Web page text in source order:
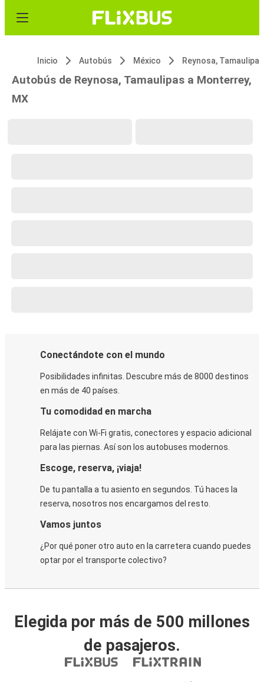
Inicio Autobús México Reynosa, Tamaulipas
Autobús de Reynosa, Tamaulipas a Monterrey,
MX
Conectándote con el mundo
Posibilidades infinitas. Descubre más de 8000 destinos
en más de 40 países.
Tu comodidad en marcha
Relájate con Wi-Fi gratis, conectores y espacio adicional
para las piernas. Así son los autobuses modernos.
Escoge, reserva, ¡viaja!
De tu pantalla a tu asiento en segundos. Tú haces la
reserva, nosotros nos encargamos del resto.
Vamos juntos
¿Por qué poner otro auto en la carretera cuando puedes
optar por el transporte colectivo?
Elegida por más de 500 millones
de pasajeros.